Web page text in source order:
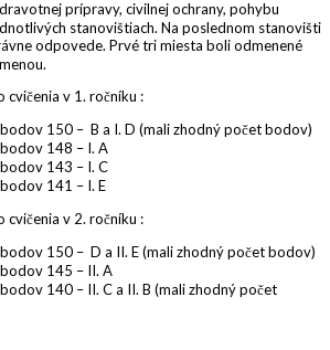
prípravy, civilnej ochrany, pohybu
stanovištiach. Na poslednom stanovišti
odpovede. Prvé tri miesta boli odmenené
cvičenia v 1. ročníku :
150 – B a I. D (mali zhodný počet bodov)
148 – I. A
143 – I. C
141 – I. E
cvičenia v 2. ročníku :
150 – D a II. E (mali zhodný počet bodov)
145 – II. A
140 – II. C a II. B (mali zhodný počet